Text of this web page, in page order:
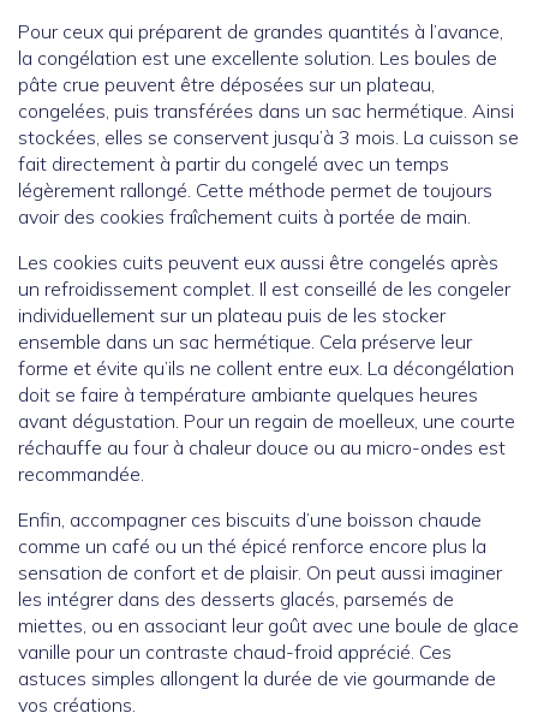
Pour ceux qui préparent de grandes quantités à l’avance,
la congélation est une excellente solution. Les boules de
pâte crue peuvent être déposées sur un plateau,
congelées, puis transférées dans un sac hermétique. Ainsi
stockées, elles se conservent jusqu’à 3 mois. La cuisson se
fait directement à partir du congelé avec un temps
légèrement rallongé. Cette méthode permet de toujours
avoir des cookies fraîchement cuits à portée de main.
Les cookies cuits peuvent eux aussi être congelés après
un refroidissement complet. Il est conseillé de les congeler
individuellement sur un plateau puis de les stocker
ensemble dans un sac hermétique. Cela préserve leur
forme et évite qu’ils ne collent entre eux. La décongélation
doit se faire à température ambiante quelques heures
avant dégustation. Pour un regain de moelleux, une courte
réchauffe au four à chaleur douce ou au micro-ondes est
recommandée.
Enfin, accompagner ces biscuits d’une boisson chaude
comme un café ou un thé épicé renforce encore plus la
sensation de confort et de plaisir. On peut aussi imaginer
les intégrer dans des desserts glacés, parsemés de
miettes, ou en associant leur goût avec une boule de glace
vanille pour un contraste chaud-froid apprécié. Ces
astuces simples allongent la durée de vie gourmande de
vos créations.